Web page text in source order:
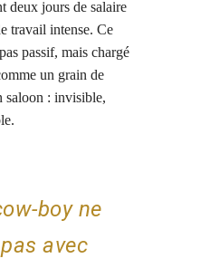
deux jours de salaire
travail intense. Ce
passif, mais chargé
un grain de
saloon : invisible,
boy ne
avec